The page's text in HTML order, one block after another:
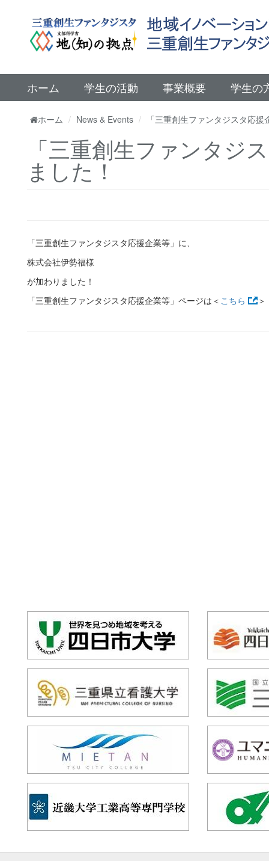
ホーム 学生の活動 事業概要 学生の
ホーム News & Events 「三重創生ファンタジスタ応
「三重創生ファンタジ
ました！
「三重創生ファンタジスタ応援企業等」に、
株式会社伊勢福様
が加わりました！
「三重創生ファンタジスタ応援企業等」ページは＜ こちら ＞